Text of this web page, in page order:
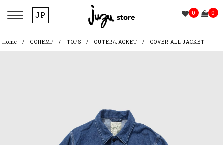
JP 0 0
Home GOHEMP TOPS OUTER/JACKET COVER ALL JACKET